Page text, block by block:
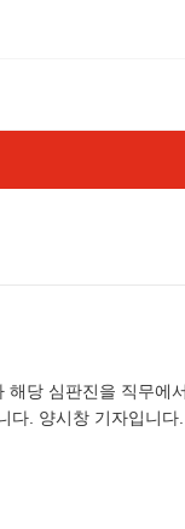
당 심판진을 직무에
. 양시창 기자입니다